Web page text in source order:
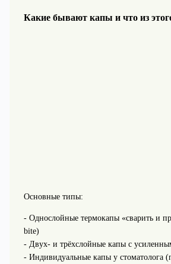
Какие бывают капы и что из
Основные типы:
- Однослойные термокапы «сварить и
bite)
- Двух- и трёхслойные капы с
- Индивидуальные капы у стоматолога